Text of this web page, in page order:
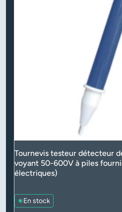
Tournevis testeur détecteur
voyant 50-600V à piles
électriques)
En stock